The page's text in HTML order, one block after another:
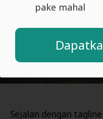
pake mahal
Sejalan dengan